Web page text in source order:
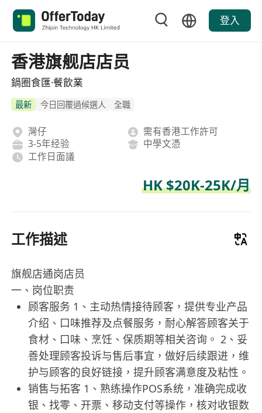
登入
香港旗舰店店员
鍋圈食匯·餐飲業
最新 今日回覆過候選人 全職
灣仔
需有香港工作許可
3-5年经验
中學文憑
工作日面議
HK $20K-25K/月
工作描述
旗舰店通岗店员
一、岗位职责
顾客服务 1、主动热情接待顾客，提供专业产品
介绍、口味推荐及点餐服务，耐心解答顾客关于
食材、口味、烹饪、保质期等相关咨询。 2、妥
善处理顾客投诉与售后事宜，做好后续跟进，维
护与顾客的良好链接，提升顾客满意度及粘性。
销售与拓客 1、熟练操作POS系统，准确完成收
银、找零、开票、移动支付等操作，核对收银数